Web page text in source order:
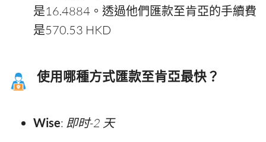
是16.4884。透過他們匯款至肯亞的手續費
是570.53 HKD
使用哪種方式匯款至肯亞最快？
Wise: 即时-2 天